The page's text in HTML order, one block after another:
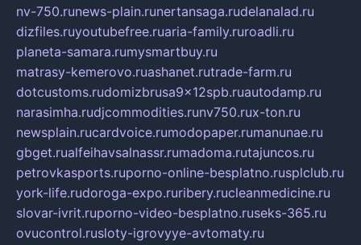
nv-750.runews-plain.runertansaga.rudelanalad.ru
dizfiles.ruyoutubefree.ruaria-family.ruroadli.ru
planeta-samara.rumysmartbuy.ru
matrasy-kemerovo.ruashanet.rutrade-farm.ru
dotcustoms.rudomizbrusa9x12spb.ruautodamp.ru
narasimha.rudjcommodities.runv750.rux-ton.ru
newsplain.rucardvoice.rumodopaper.rumanunae.ru
gbget.rualfeihavsalnassr.rumadoma.rutajuncos.ru
petrovkasports.ruporno-online-besplatno.rusplclub.ru
york-life.rudoroga-expo.ruribery.rucleanmedicine.ru
slovar-ivrit.ruporno-video-besplatno.ruseks-365.ru
ovucontrol.rusloty-igrovyye-avtomaty.ru